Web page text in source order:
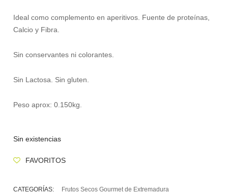
Ideal como complemento en aperitivos. Fuente de proteínas,
Calcio y Fibra.
Sin conservantes ni colorantes.
Sin Lactosa. Sin gluten.
Peso aprox: 0.150kg.
Sin existencias
FAVORITOS
CATEGORÍAS: Frutos Secos Gourmet de Extremadura